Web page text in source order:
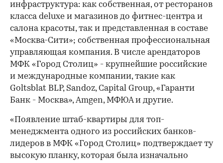
инфраструктура: как собственная, от ресторанов
класса deluxe и магазинов до фитнес-центра и
салона красоты, так и представленная в составе
«Москва-Сити»; собственная профессиональная
управляющая компания. В числе арендаторов
МФК «Город Столиц» - крупнейшие российские
и международные компании, такие как
Goltsblat BLP, Sandoz, Capital Group, «Гаранти
Банк - Москва», Amgen, МФЮА и другие.
«Появление штаб-квартиры для топ-
менеджмента одного из российских банков-
лидеров в МФК «Город Столиц» подтверждает ту
высокую планку, которая была изначально